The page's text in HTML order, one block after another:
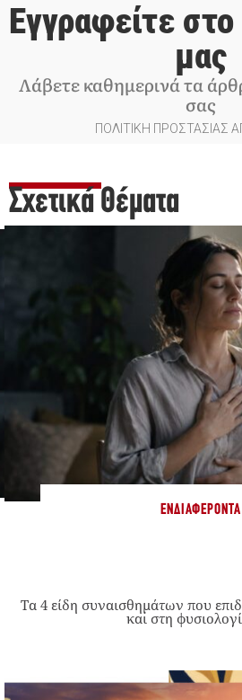
Εγγραφείτε
μας
Λάβετε καθημερινά τα
σας
ΠΟΛΙΤΙΚΗ ΠΡΟΣΤΑΣΙΑΣ
Σχετικά Θέματα
ΕΝΔΙΑΦΈΡΟΝΤΑ
Τα 4 είδη συναισθημάτων που
και στη